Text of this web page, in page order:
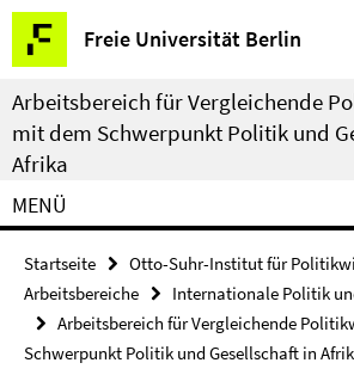
Springe
direkt
zu
Inhalt
Freie Universität Berlin
Service-
Navigation
Arbeitsbereich für Vergleichende
mit dem Schwerpunkt Politik und
Afrika
MENÜ
Startseite
Otto-Suhr-Institut für
Arbeitsbereiche
Internationale Politik
Arbeitsbereich für Vergleichende
Schwerpunkt Politik und Gesellschaft in